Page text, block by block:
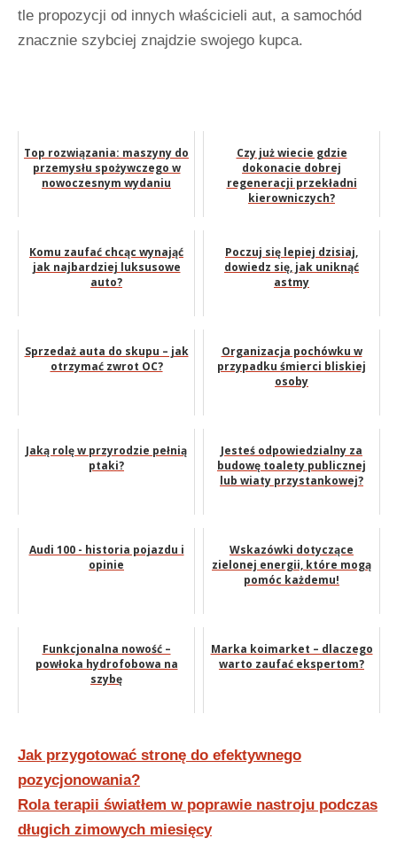
tle propozycji od innych właścicieli aut, a samochód
znacznie szybciej znajdzie swojego kupca.
Top rozwiązania: maszyny do
przemysłu spożywczego w
nowoczesnym wydaniu
Czy już wiecie gdzie
dokonacie dobrej
regeneracji przekładni
kierowniczych?
Komu zaufać chcąc wynająć
jak najbardziej luksusowe
auto?
Poczuj się lepiej dzisiaj,
dowiedz się, jak uniknąć
astmy
Sprzedaż auta do skupu – jak
otrzymać zwrot OC?
Organizacja pochówku w
przypadku śmierci bliskiej
osoby
Jaką rolę w przyrodzie pełnią
ptaki?
Jesteś odpowiedzialny za
budowę toalety publicznej
lub wiaty przystankowej?
Audi 100 - historia pojazdu i
opinie
Wskazówki dotyczące
zielonej energii, które mogą
pomóc każdemu!
Funkcjonalna nowość –
powłoka hydrofobowa na
szybę
Marka koimarket – dlaczego
warto zaufać ekspertom?
Nawigacja
wpisu
Jak przygotować stronę do efektywnego
pozycjonowania?
Rola terapii światłem w poprawie nastroju podczas
długich zimowych miesięcy